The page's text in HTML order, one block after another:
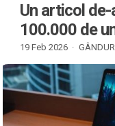
Un articol
100.000 de
19 Feb 2026 ·